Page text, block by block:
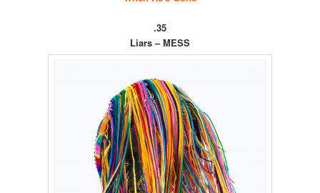
35.
Liars – MESS